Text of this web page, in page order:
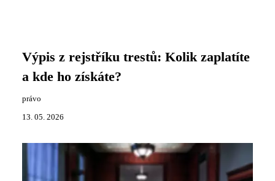
Výpis z rejstříku trestů: Kolik zaplatíte
a kde ho získáte?
právo
13. 05. 2026